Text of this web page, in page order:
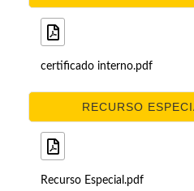
certificado interno.pdf
RECURSO
Recurso Especial.pdf